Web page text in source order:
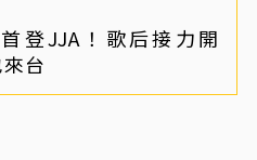
登JJA！歌后接力開
台